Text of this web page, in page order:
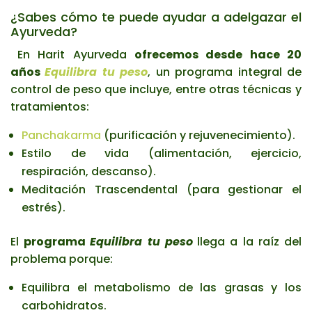
¿Sabes cómo te puede ayudar a adelgazar el
Ayurveda?
En Harit Ayurveda ofrecemos desde hace 20
añosEquilibra tu peso, un programa integral de
control de peso que incluye, entre otras técnicas y
tratamientos:
Panchakarma (purificación y rejuvenecimiento).
Estilo de vida (alimentación, ejercicio,
respiración, descanso).
Meditación Trascendental (para gestionar el
estrés).
El programaEquilibra tu peso llega a la raíz del
problema porque:
Equilibra el metabolismo de las grasas y los
carbohidratos.